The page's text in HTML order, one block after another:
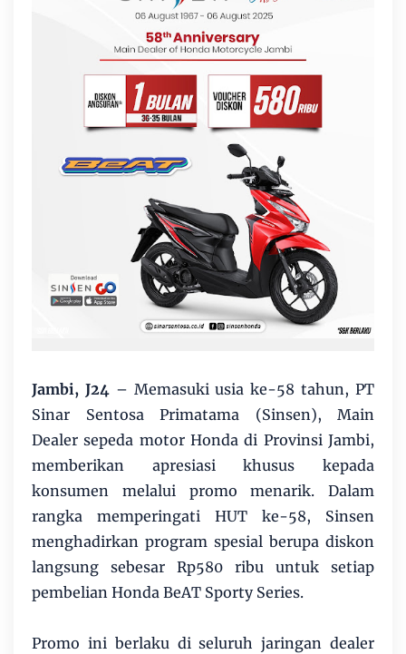
Jambi, J24 – Memasuki usia ke-58 tahun, PT
Sinar Sentosa Primatama (Sinsen), Main
Dealer sepeda motor Honda di Provinsi Jambi,
memberikan apresiasi khusus kepada
konsumen melalui promo menarik. Dalam
rangka memperingati HUT ke-58, Sinsen
menghadirkan program spesial berupa diskon
langsung sebesar Rp580 ribu untuk setiap
pembelian Honda BeAT Sporty Series.
Promo ini berlaku di seluruh jaringan dealer